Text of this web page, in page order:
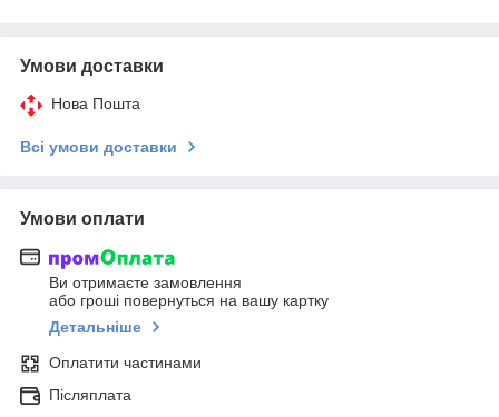
Умови доставки
Нова Пошта
Всі умови доставки
Умови оплати
Ви отримаєте замовлення
або гроші повернуться на вашу картку
Детальніше
Оплатити частинами
Післяплата